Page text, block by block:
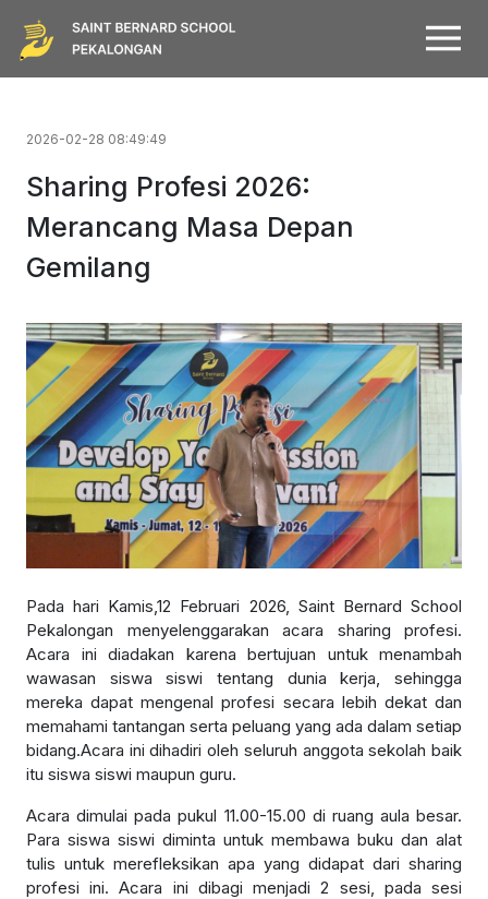
2026-02-28 08:49:49
Sharing Profesi 2026:
Merancang Masa Depan
Gemilang
Pada hari Kamis,12 Februari 2026, Saint Bernard School
Pekalongan menyelenggarakan acara sharing profesi.
Acara ini diadakan karena bertujuan untuk menambah
wawasan siswa siswi tentang dunia kerja, sehingga
mereka dapat mengenal profesi secara lebih dekat dan
memahami tantangan serta peluang yang ada dalam setiap
bidang.Acara ini dihadiri oleh seluruh anggota sekolah baik
itu siswa siswi maupun guru.
Acara dimulai pada pukul 11.00-15.00 di ruang aula besar.
Para siswa siswi diminta untuk membawa buku dan alat
tulis untuk merefleksikan apa yang didapat dari sharing
profesi ini. Acara ini dibagi menjadi 2 sesi, pada sesi